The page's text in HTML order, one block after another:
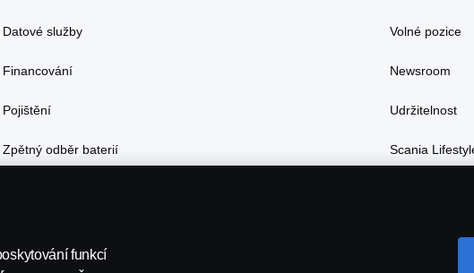
Datové služby
Financování
Pojištění
Zpětný odběr baterií
Volné pozice
Newsroom
Udržitelnost
Scania
funkcí